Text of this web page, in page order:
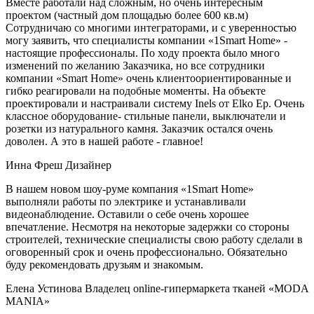
Вместе работали над сложным, но очень интересным
проектом (частный дом площадью более 600 кв.м)
Сотрудничаю со многими интеграторами, и с уверенностью
могу заявить, что специалисты компании «1Smart Home» -
настоящие профессионалы. По ходу проекта было много
изменений по желанию Заказчика, но все сотрудники
компании «Smart Home» очень клиентоориентированные и
гибко реагировали на подобные моменты. На объекте
проектировали и настраивали систему Inels от Elko Ep. Очень
классное оборудование- стильные панели, выключатели и
розетки из натурального камня. Заказчик остался очень
доволен. А это в нашей работе - главное!
Инна Фреш Дизайнер
В нашем новом шоу-руме компания «1Smart Home»
выполняли работы по электрике и устанавливали
видеонаблюдение. Оставили о себе очень хорошее
впечатление. Несмотря на некоторые задержки со стороны
строителей, технические специалисты свою работу сделали в
оговоренный срок и очень профессионально. Обязательно
буду рекомендовать друзьям и знакомым.
Елена Устинова Владелец online-гипермаркета тканей «MODA
MANIA»